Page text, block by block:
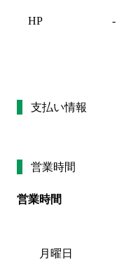
HP -
支払い情報
営業時間
営業時間
月曜日